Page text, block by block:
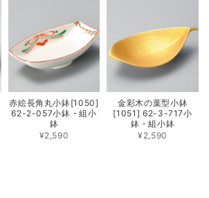
赤絵長角丸小鉢[1050]
62-2-057小鉢・組小
鉢
¥2,590
金彩木の葉型小鉢
[1051] 62-3-717小
鉢・組小鉢
¥2,590